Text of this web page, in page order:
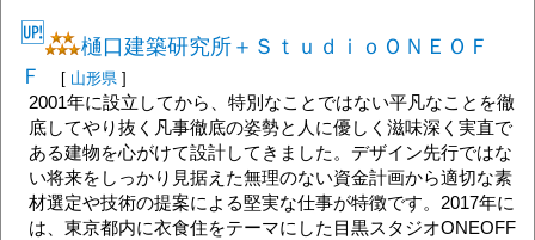
🆙
樋口建築研究所＋ＳｔｕｄｉｏＯＮＥＯＦ
Ｆ
[ 山形県 ]
2001年に設立してから、特別なことではない平凡なことを徹
底してやり抜く凡事徹底の姿勢と人に優しく滋味深く実直で
ある建物を心がけて設計してきました。デザイン先行ではな
い将来をしっかり見据えた無理のない資金計画から適切な素
材選定や技術の提案による堅実な仕事が特徴です。2017年に
は、東京都内に衣食住をテーマにした目黒スタジオONEOFF